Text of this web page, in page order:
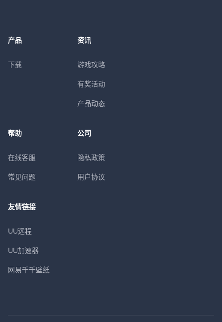
产品
下载
资讯
游戏攻略
有奖活动
产品动态
帮助
在线客服
常见问题
公司
隐私政策
用户协议
友情链接
UU远程
UU加速器
网易千千壁纸